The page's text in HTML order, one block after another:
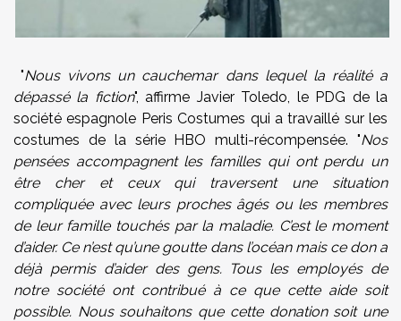
"Nous vivons un cauchemar dans lequel la réalité a
dépassé la fiction", affirme Javier Toledo, le PDG de la
société espagnole Peris Costumes qui a travaillé sur les
costumes de la série HBO multi-récompensée. "Nos
pensées accompagnent les familles qui ont perdu un
être cher et ceux qui traversent une situation
compliquée avec leurs proches âgés ou les membres
de leur famille touchés par la maladie. C’est le moment
d’aider. Ce n’est qu’une goutte dans l’océan mais ce don a
déjà permis d’aider des gens. Tous les employés de
notre société ont contribué à ce que cette aide soit
possible. Nous souhaitons que cette donation soit une